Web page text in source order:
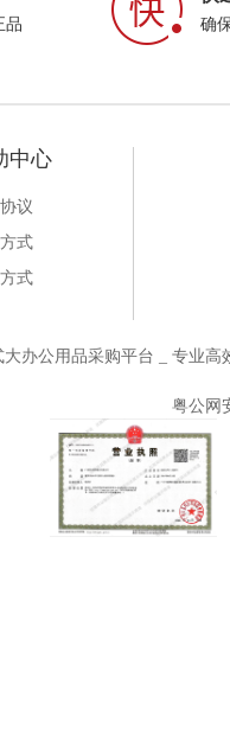
品 确
中心
议
式
式
办公用品采购平台 _ 专业
粤公网